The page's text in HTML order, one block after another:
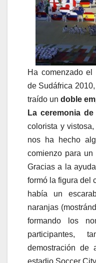
Ha comenzado el
de Sudáfrica
traído un doble
La ceremonia
colorista y
nos ha hecho
comienzo para un
Gracias a la
formó la figura del
había un
naranjas
formando los
participantes,
demostración de
estadio Soccer